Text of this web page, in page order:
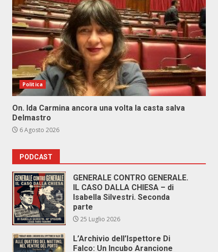
Politica
On. Ida Carmina ancora una volta la casta salva
Delmastro
6 Agosto 2026
PODCAST
GENERALE CONTRO GENERALE.
IL CASO DALLA CHIESA – di
Isabella Silvestri. Seconda
parte
25 Luglio 2026
L’Archivio dell’Ispettore Di
Falco: Un Incubo Arancione